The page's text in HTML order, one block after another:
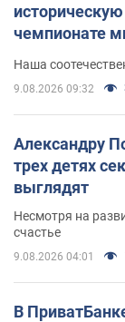
чемпионате
Наша
9.08.2026 09:32
Александру
трех детях
выглядят
Несмотря на
счастье
9.08.2026 04:01
В